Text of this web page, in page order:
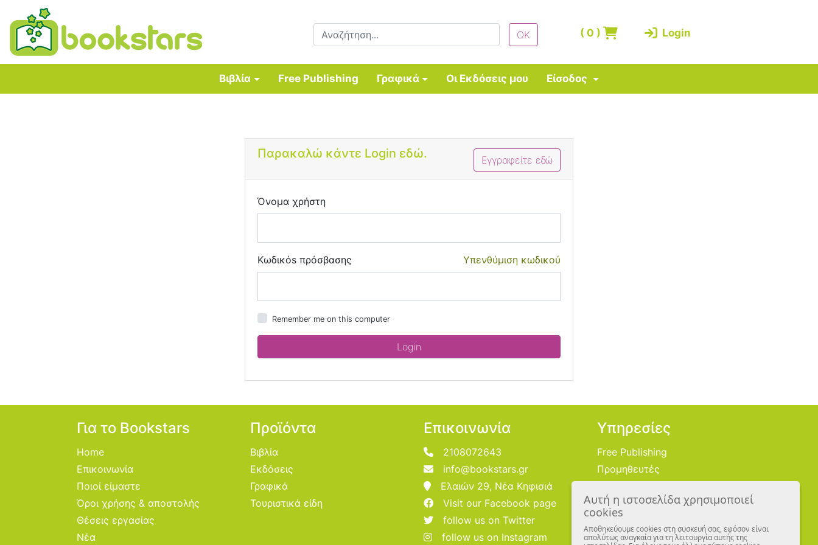
(0 ) Login
Βιβλία Free Publishing Γραφικά Οι Εκδόσεις μου Είσοδος
Εγγραφείτε εδώ
Παρακαλώ κάντε Login εδώ.
Όνομα χρήστη
Υπενθύμιση κωδικού
Κωδικόs πρόσβασης
Remember me on this computer
Για το Bookstars
Home
Επικοινωνία
Ποιοί είμαστε
Όροι χρήσης & αποστολής
Θέσεις εργασίας
Νέα
Προϊόντα
Βιβλία
Εκδόσεις
Γραφικά
Τουριστικά είδη
Επικοινωνία
2108072643
info@bookstars.gr
Ελαιών 29, Νέα Κηφισιά
Visit our Facebook page
follow us on Twitter
follow us on Instagram
Υπηρεσίες
Free Publishing
Προμηθευτές
Εικονογράφοι
Αυτή η ιστοσελίδα χρησιμοποιεί
cookies
Αποθηκεύουμε cookies στη συσκευή σας, εφόσον είναι
απολύτως αναγκαία για τη λειτουργία αυτής της